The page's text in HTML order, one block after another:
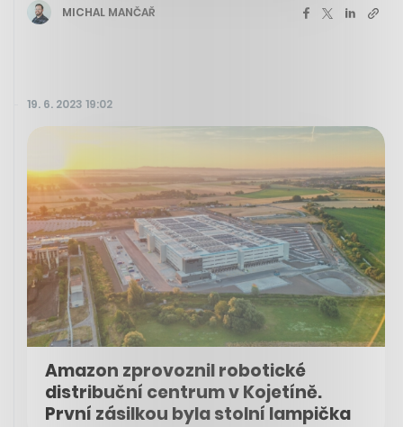
MICHAL MANČAŘ
19. 6. 2023 19:02
Amazon zprovoznil robotické
distribuční centrum v Kojetíně.
První zásilkou byla stolní lampička